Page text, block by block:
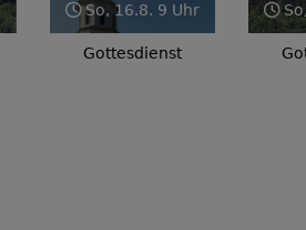
16.8. 9 Uhr So, 23.8. 9 Uhr
Gottesdienst